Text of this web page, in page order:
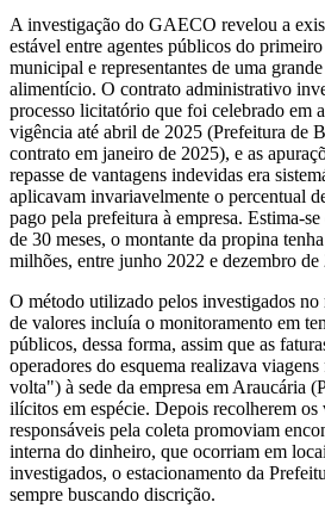
A investigação do GAECO revelou a
estável entre agentes públicos do
municipal e representantes de uma
alimentício. O contrato administrativo
processo licitatório que foi celebrado em
vigência até abril de 2025 (Prefeitura de
contrato em janeiro de 2025), e as
repasse de vantagens indevidas era
aplicavam invariavelmente o percentual
pago pela prefeitura à empresa. Estima-
de 30 meses, o montante da propina
milhões, entre junho 2022 e dezembro de
O método utilizado pelos investigados no
de valores incluía o monitoramento em
públicos, dessa forma, assim que as
operadores do esquema realizava
volta") à sede da empresa em Araucária
ilícitos em espécie. Depois recolherem os
responsáveis pela coleta promoviam
interna do dinheiro, que ocorriam em
investigados, o estacionamento da
sempre buscando discrição.